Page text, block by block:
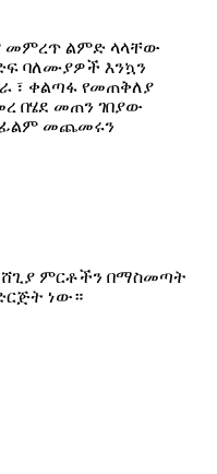
መምረጥ ልምድ ላላቸው
ባለሙያዎች እንኳን
፣ ቀልጣፋ የመጠቅለያ
በሄደ መጠን ገበያው
ፊልም መጨመሩን
ምርቶችን በማስመጣት
ነው።